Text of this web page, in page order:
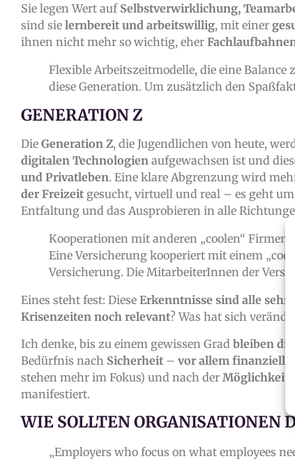
Sie legen Wert auf Selbstverwirklichung,
sind sie lernbereit und arbeitswillig, mit einer
ihnen nicht mehr so wichtig, eher
Flexible Arbeitszeitmodelle, die eine
diese Generation. Um zusätzlich den
GENERATION Z
Die Generation Z, die Jugendlichen von heute,
digitalen Technologien aufgewachsen ist und
und Privatleben. Eine klare Abgrenzung wird
der Freizeit gesucht, virtuell und real – es geht
Entfaltung und das Ausprobieren in alle
Kooperationen mit anderen „coolen“
Eine Versicherung kooperiert mit einem
Versicherung. Die MitarbeiterInnen der
Eines steht fest: Diese Erkenntnisse sind alle sehr
Krisenzeiten noch relevant? Was hat sich
Ich denke, bis zu einem gewissen Grad bleiben
Bedürfnis nach Sicherheit – vor allem finanziell
stehen mehr im Fokus) und nach der Möglichkeit,
manifestiert.
WIE SOLLTEN ORGANISATIONEN
„Employers who focus on what employees